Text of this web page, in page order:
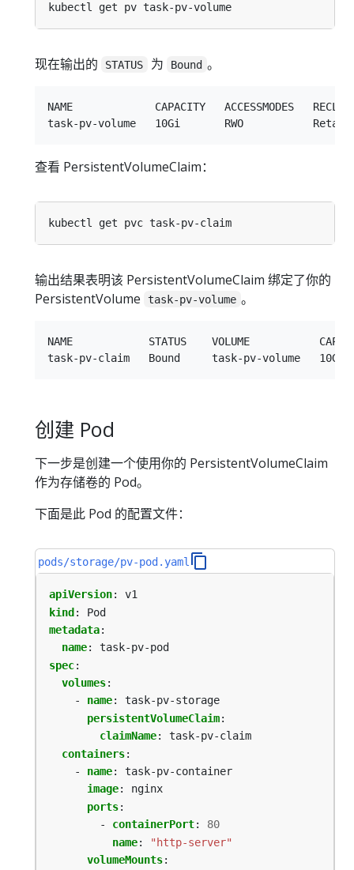
现在输出的 STATUS 为 Bound 。
NAME             CAPACITY   ACCESSMODES
查看 PersistentVolumeClaim：
输出结果表明该 PersistentVolumeClaim 绑定了你的
PersistentVolume
task-pv-volume 。
NAME            STATUS    VOLUME           CAPACITY
创建 Pod
下一步是创建一个使用你的 PersistentVolumeClaim
作为存储卷的 Pod。
下面是此 Pod 的配置文件：
pods/storage/pv-pod.yaml
apiVersion:
v1
kind:
Pod
metadata:
name:
task-pv-pod
spec:
volumes:
- name:
task-pv-storage
persistentVolumeClaim:
claimName:
task-pv-claim
containers:
- name:
task-pv-container
image:
nginx
ports:
- containerPort:
80
name:
"http-server"
volumeMounts: